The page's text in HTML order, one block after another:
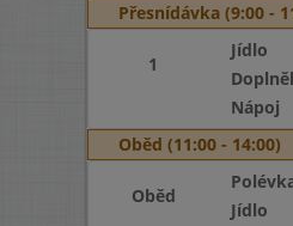
Přesnídávka (9:00 -
1
Jídlo
Nápoj
Oběd (11:00 - 14:00)
Oběd
Jídlo